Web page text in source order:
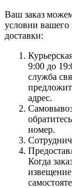
Ваш заказ
условии вашего
доставки:
9:00 до
служба
адрес.
номер.
Когда